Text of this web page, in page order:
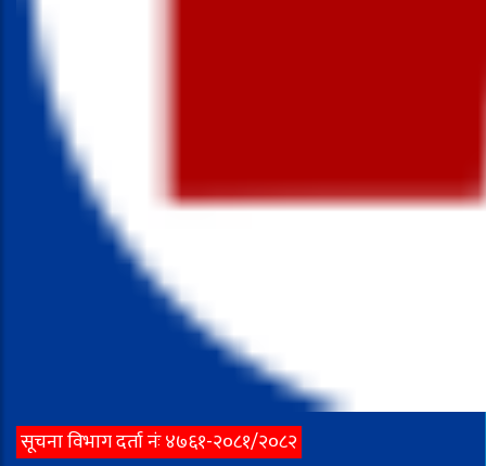
सूचना विभाग दर्ता नंः ४७६१-२०८१/२०८२